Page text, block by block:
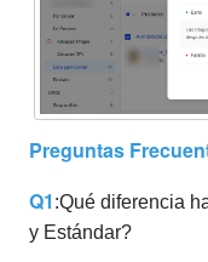
Preguntas
Q1 :Qué diferencia
y Estándar?